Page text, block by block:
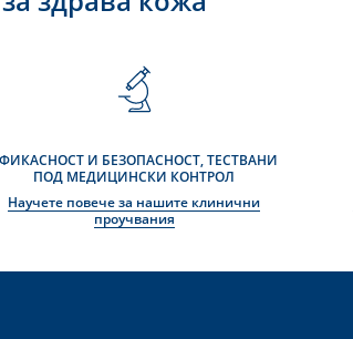
И БЕЗОПАСНОСТ, ТЕСТВАНИ
ПОД МЕДИЦИНСКИ КОНТРОЛ
Научете повече за нашите клинични
проучвания